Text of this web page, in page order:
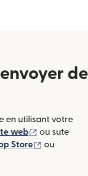
en utilisant votre
web (s'ouvre
ou sute
Store (s'ouvre
ou
une nouvelle fenêtre)